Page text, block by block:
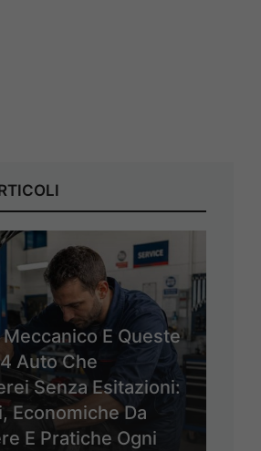
E Queste
Auto Che
Senza Esitazioni:
Economiche Da
E Pratiche Ogni